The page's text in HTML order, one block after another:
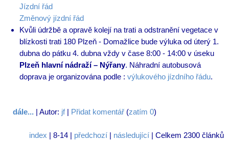
Jízdní řád
Změnový jízdní řád
Kvůli údržbě a opravě kolejí na trati a odstranění vegetace v
blízkosti trati 180 Plzeň - Domažlice bude výluka od úterý 1.
dubna do pátku 4. dubna vždy v čase 8:00 - 14:00 v úseku
Plzeň hlavní nádraží – Nýřany. Náhradní autobusová
doprava je organizována podle : výlukového jízdního řádu.
dále... | Autor: jf| Přidat komentář (zatím 0)
index | 8-14 | předchozí následující | Celkem 2300 článků